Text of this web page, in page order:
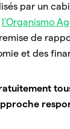
par un
l’Organismo
de
et des